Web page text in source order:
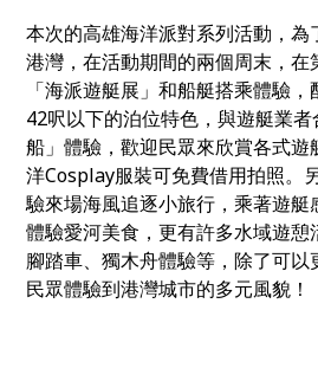
本次的高雄海洋派對系列活動，
港灣，在活動期間的兩個周末，在
「海派遊艇展」和船艇搭乘體驗
42呎以下的泊位特色，與遊艇業
船」體驗，歡迎民眾來欣賞各式
洋Cosplay服裝可免費借用拍照。
驗來場海風追逐小旅行，乘著遊艇
體驗愛河美食，更有許多水域遊憩
腳踏車、獨木舟體驗等，除了可
民眾體驗到港灣城市的多元風貌！